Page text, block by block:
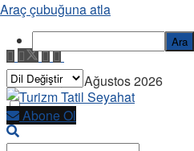
Pazartesi, 10 Ağustos 2026
Abone Ol
Araç çubuğuna atla
Ara